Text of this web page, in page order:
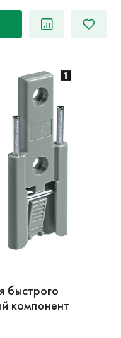
быстрого
компонент